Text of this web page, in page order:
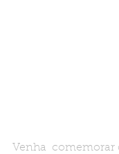
Venha  comemorar